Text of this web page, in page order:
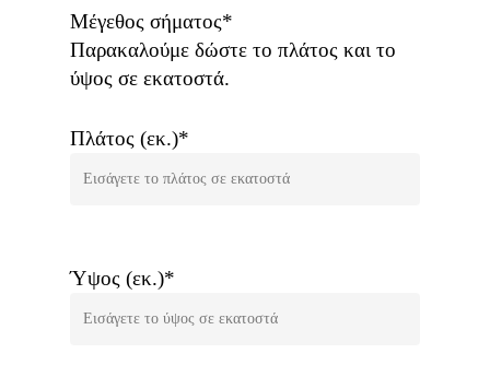
Μέγεθος σήματος*
Παρακαλούμε δώστε το πλάτος και το
ύψος σε εκατοστά.
Πλάτος (εκ.)*
Ύψος (εκ.)*